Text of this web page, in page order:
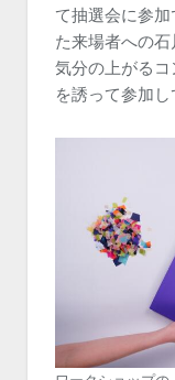
て抽選会に参
た来場者への石
気分の上がる
を誘って参加し